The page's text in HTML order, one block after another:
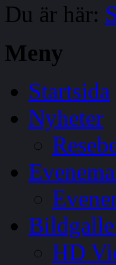
Du är här:
Meny
Startsida
Nyheter
HD